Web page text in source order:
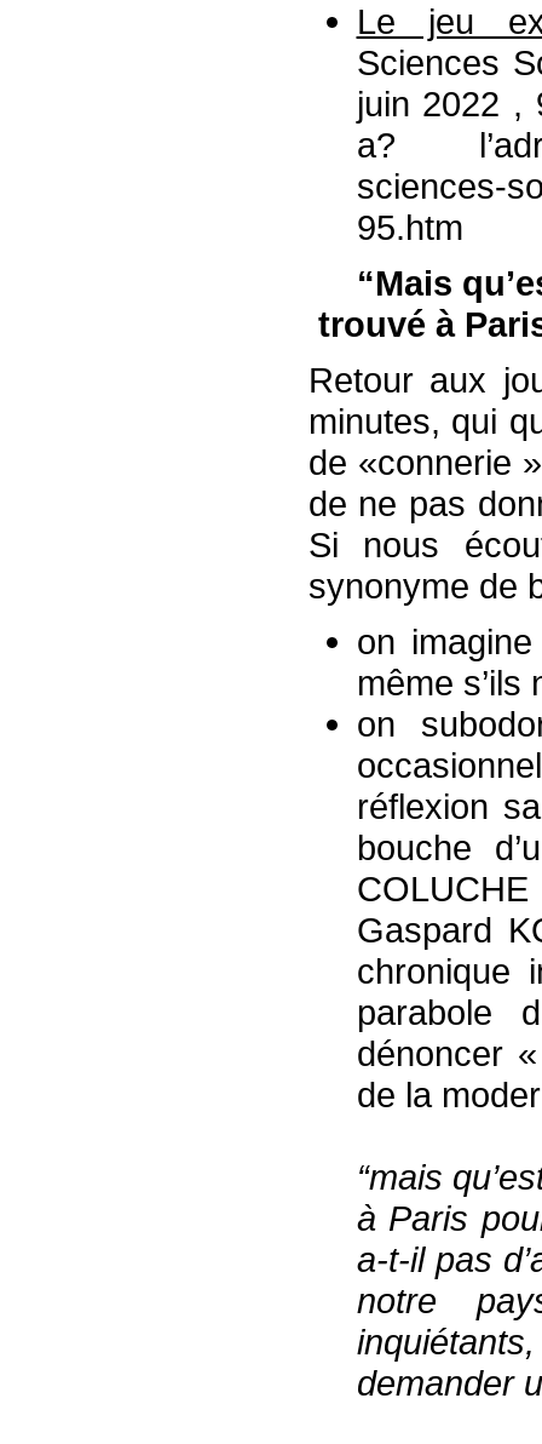
Le jeu
Sciences
juin 2022 ,
a?
sciences-
95.htm
“Mais
trouvé à
Retour aux
minutes, qui
de «connerie
de ne pas
Si nous
synonyme de
on
même
on
réflexion
bouche
Gaspard
chronique
parabole
dénoncer
de la
“mais
à Paris
a-t-il pas
notre
demander